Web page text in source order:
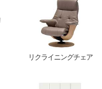
リクライニングチェア